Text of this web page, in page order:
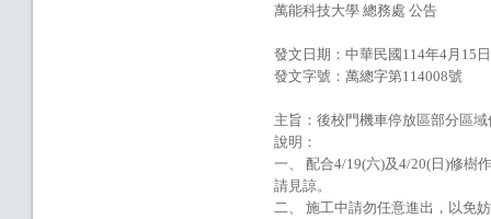
萬能科技大學 總務處 公告
發文日期：中華民國114年4月15日
發文字號：萬總字第114008號
主旨：後校門機車停放區部分區
說明：
一、 配合4/19(六)及4/20(日)修樹
請見諒。
二、 施工中請勿任意進出，以免